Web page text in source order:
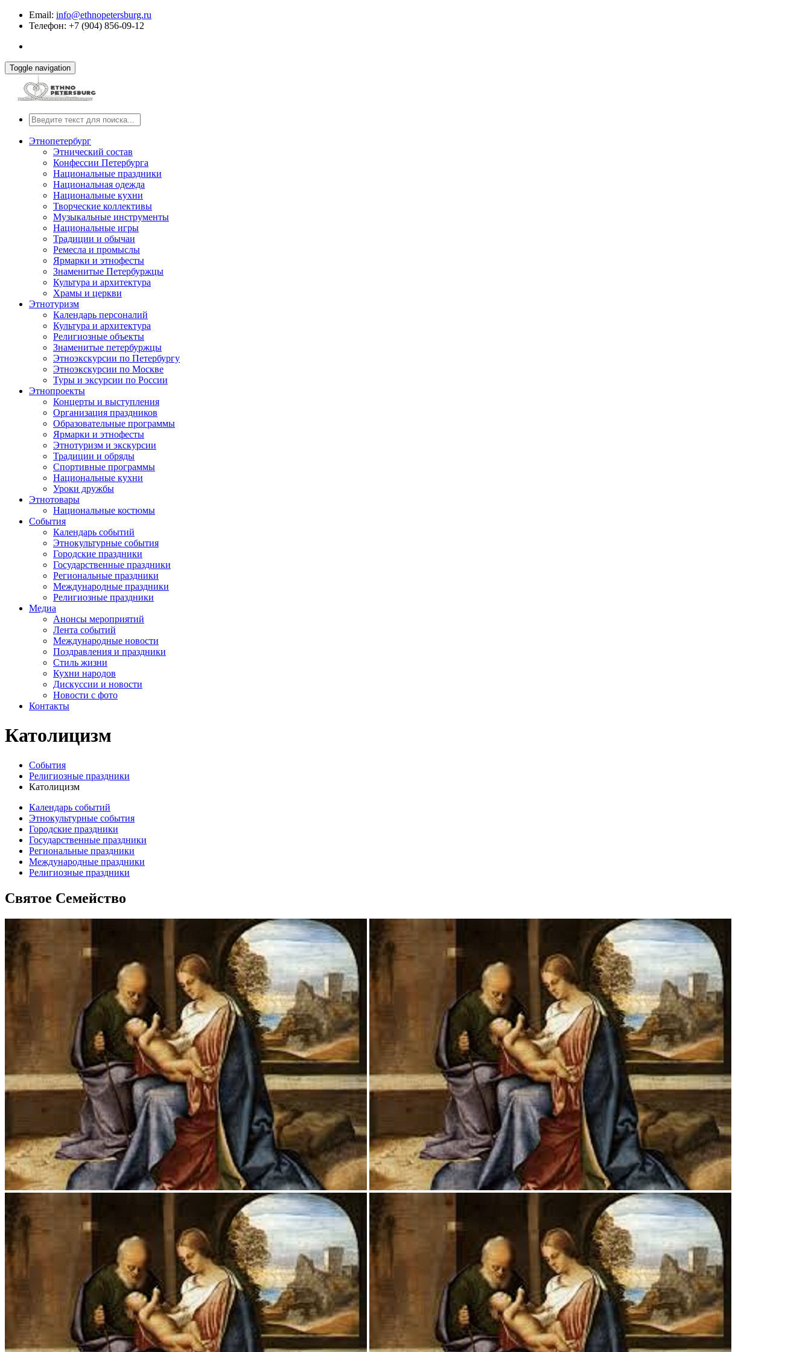
Email: info@ethnopetersburg.ru
Телефон: +7 (904) 856-09-12
Toggle navigation
Этнопетербург
Этнический состав
Конфессии Петербурга
Национальные праздники
Национальная одежда
Национальные кухни
Творческие коллективы
Музыкальные инструменты
Национальные игры
Традиции и обычаи
Ремесла и промыслы
Ярмарки и этнофесты
Знаменитые Петербуржцы
Культура и архитектура
Храмы и церкви
Этнотуризм
Календарь персоналий
Культура и архитектура
Религиозные объекты
Знаменитые петербуржцы
Этноэкскурсии по Петербургу
Этноэкскурсии по Москве
Туры и эксурсии по России
Этнопроекты
Концерты и выступления
Организация праздников
Образовательные программы
Ярмарки и этнофесты
Этнотуризм и экскурсии
Традиции и обряды
Спортивные программы
Национальные кухни
Уроки дружбы
Этнотовары
Национальные костюмы
События
Календарь событий
Этнокультурные события
Городские праздники
Государственные праздники
Региональные праздники
Международные праздники
Религиозные праздники
Медиа
Анонсы мероприятий
Лента событий
Международные новости
Поздравления и праздники
Cтиль жизни
Кухни народов
Дискуссии и новости
Новости с фото
Контакты
Католицизм
События
Религиозные праздники
Католицизм
Календарь событий
Этнокультурные события
Городские праздники
Государственные праздники
Региональные праздники
Международные праздники
Религиозные праздники
Святое Семейство